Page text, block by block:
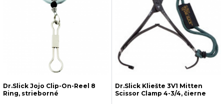
Dr.Slick Jojo Clip-On-Reel 8
Ring, strieborné
Dr.Slick Kliešte 3V1 Mitten
Scissor Clamp 4-3/4, čierne